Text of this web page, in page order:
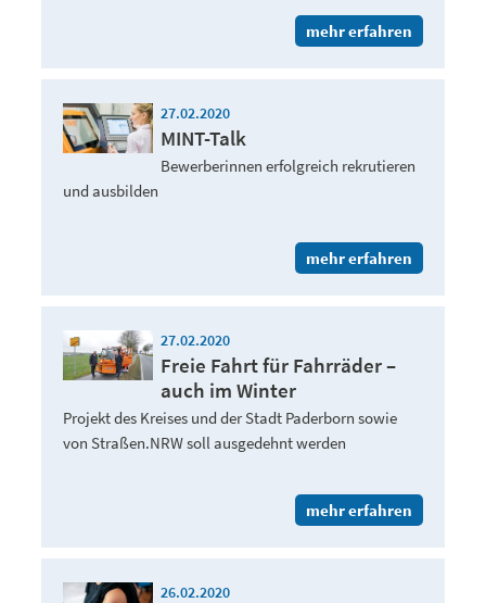
mehr erfahren
27.02.2020
MINT-Talk
Bewerberinnen erfolgreich rekrutieren
und ausbilden
mehr erfahren
27.02.2020
Freie Fahrt für Fahrräder –
auch im Winter
Projekt des Kreises und der Stadt Paderborn sowie
von Straßen.NRW soll ausgedehnt werden
mehr erfahren
26.02.2020